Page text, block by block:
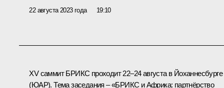
22 августа 2023 года 19:10
XV саммит БРИКС проходит 22–24 августа в Йоханнесбурге
(ЮАР). Тема заседания – «БРИКС и Африка: партнёрство